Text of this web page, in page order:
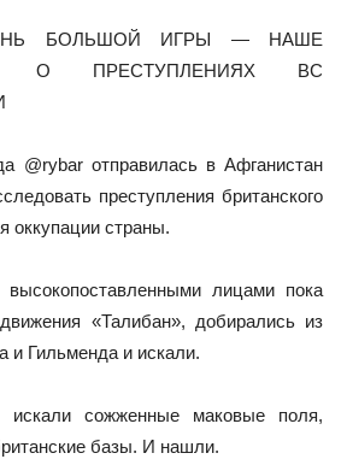
БОЛЬШОЙ ИГРЫ — НАШЕ
О ПРЕСТУПЛЕНИЯХ ВС
@rybar отправилась в Афганистан
преступления британского
оккупации страны.
лицами пока
«Талибан», добирались из
и Гильменда и искали.
искали сожженные маковые поля,
базы. И нашли.